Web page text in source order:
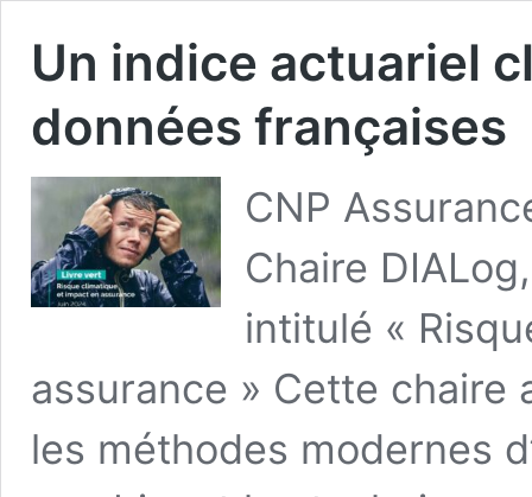
Un indice actuariel
données françaises
CNP
Chaire
intitulé «
assurance » Cette chaire
les méthodes modernes